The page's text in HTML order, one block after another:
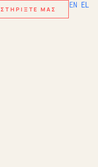
ΣΤΗΡΙΞΤΕ ΜΑΣ EN EL